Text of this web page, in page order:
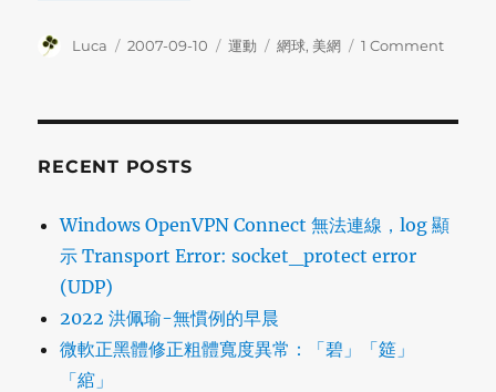
Author
Luca
Posted
2007-09-10 Categories
運動 Tags
網球, 美網 1 Commenton
幕
RECENT POSTS
Windows OpenVPN Connect 無法連線，log 顯
示 Transport Error: socket_protect error
(UDP)
2022 洪佩瑜-無慣例的早晨
微軟正黑體修正粗體寬度異常：「碧」「筵」
「綰」